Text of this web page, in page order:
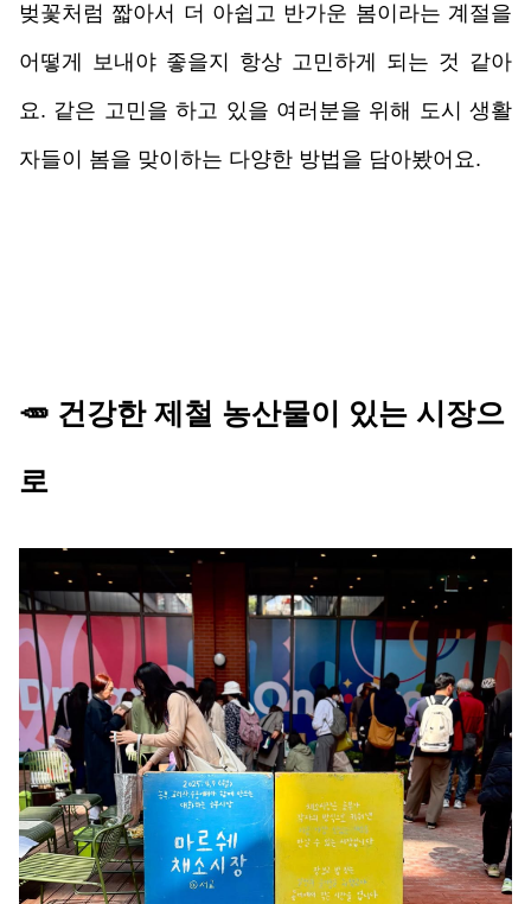
벚꽃처럼 짧아서 더 아쉽고 반가운 봄이라는 계절을
어떻게 보내야 좋을지 항상 고민하게 되는 것 같아
요. 같은 고민을 하고 있을 여러분을 위해 도시 생활
자들이 봄을 맞이하는 다양한 방법을 담아봤어요.
🥕 건강한 제철 농산물이 있는 시장으
로